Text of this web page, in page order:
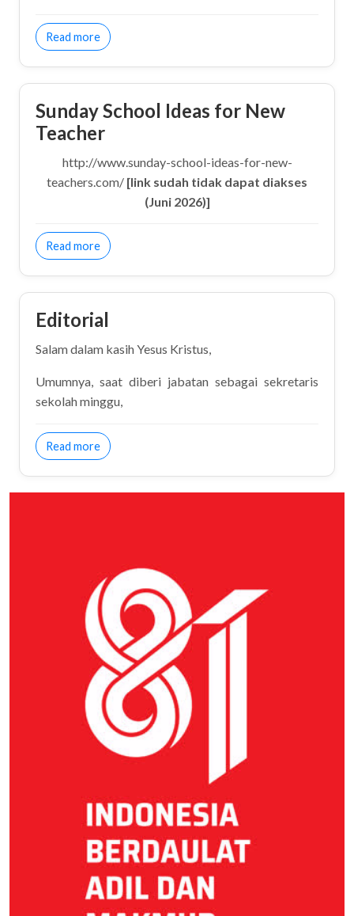
Read moreabout Tanya Buku Kurikulum Sekolah Minggu
Sunday School Ideas for New
Teacher
http://www.sunday-school-ideas-for-new-
teachers.com/ [link sudah tidak dapat diakses
(Juni 2026)]
Read moreabout Sunday School Ideas for New Teacher
Editorial
Salam dalam kasih Yesus Kristus,
Umumnya, saat diberi jabatan sebagai sekretaris
sekolah minggu,
Read moreabout Editorial